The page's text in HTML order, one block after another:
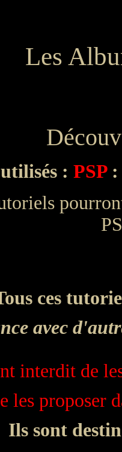
Les
: PSP:
ces
avec
interdit de
les proposer
Ils sont